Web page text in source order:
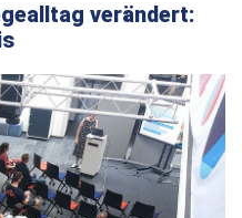
verändert: